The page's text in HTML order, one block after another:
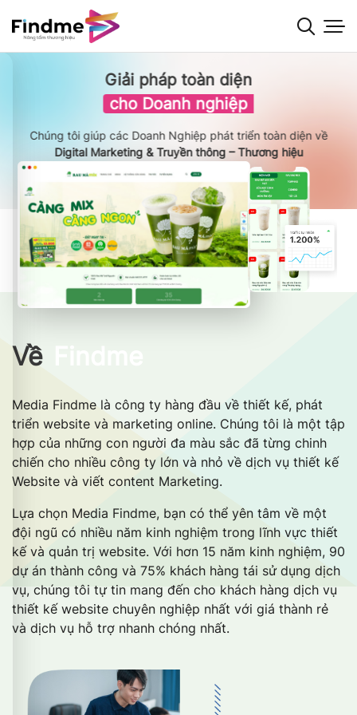
qua
nội
Giải pháp toàn diện
cho Doanh nghiệp
Chúng tôi giúp các Doanh Nghiệp phát triển toàn diện về
Digital Marketing & Truyền thông – Thương hiệu
Về
Media Findme là công ty hàng đầu về thiết kế, phát
triển website và marketing online. Chúng tôi là một tập
hợp của những con người đa màu sắc đã từng chinh
chiến cho nhiều công ty lớn và nhỏ về dịch vụ thiết kế
Website và viết content Marketing.
Lựa chọn Media Findme, bạn có thể yên tâm về một
đội ngũ có nhiều năm kinh nghiệm trong lĩnh vực thiết
kế và quản trị website. Với hơn 15 năm kinh nghiệm, 90
dự án thành công và 75% khách hàng tái sử dụng dịch
vụ, chúng tôi tự tin mang đến cho khách hàng dịch vụ
thiết kế website chuyên nghiệp nhất với giá thành rẻ
và dịch vụ hỗ trợ nhanh chóng nhất.